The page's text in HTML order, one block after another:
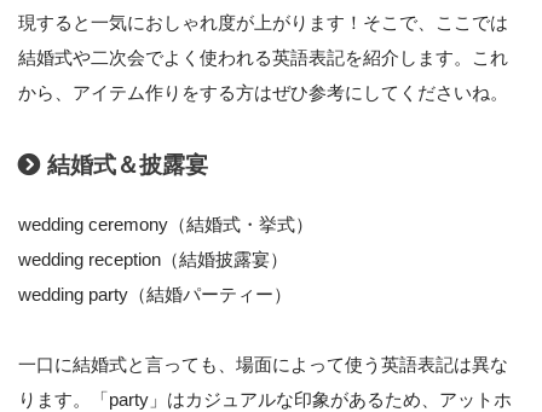
現すると一気におしゃれ度が上がります！そこで、ここでは
結婚式や二次会でよく使われる英語表記を紹介します。これ
から、アイテム作りをする方はぜひ参考にしてくださいね。
結婚式＆披露宴
wedding ceremony（結婚式・挙式）
wedding reception（結婚披露宴）
wedding party（結婚パーティー）
一口に結婚式と言っても、場面によって使う英語表記は異な
ります。「party」はカジュアルな印象があるため、アットホ